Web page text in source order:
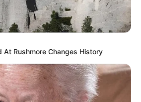
te ajudar:
os animais e faça uma pré-
temática
muito de um tipo animação
At Rushmore Changes History